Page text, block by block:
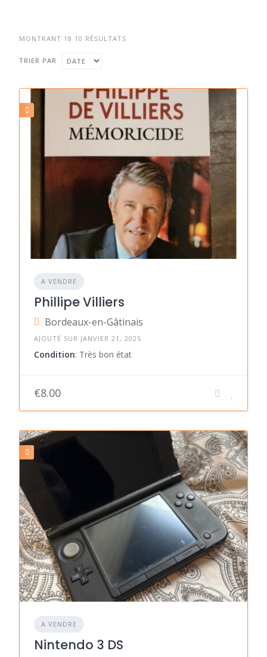
MONTRANT 18 10 RÉSULTATS
TRIER PAR
A VENDRE
Phillipe Villiers
Bordeaux-en-Gâtinais
AJOUTÉ SUR JANVIER 21, 2025
Condition: Très bon état
€8.00
A VENDRE
Nintendo 3 DS